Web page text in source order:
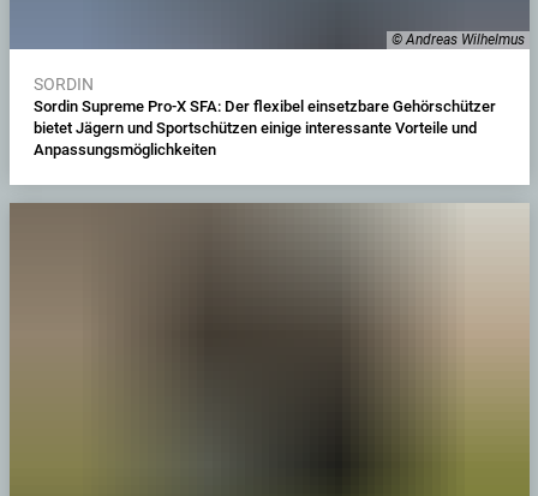
© Andreas Wilhelmus
SORDIN
Sordin Supreme Pro-X SFA: Der flexibel einsetzbare Gehörschützer
bietet Jägern und Sportschützen einige interessante Vorteile und
Anpassungsmöglichkeiten